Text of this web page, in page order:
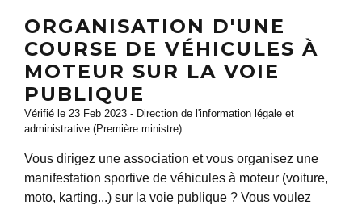
ORGANISATION D'UNE
COURSE DE VÉHICULES À
MOTEUR SUR LA VOIE
PUBLIQUE
Vérifié le 23 Feb 2023 - Direction de l'information légale et
administrative (Première ministre)
Vous dirigez une association et vous organisez une
manifestation sportive de véhicules à moteur (voiture,
moto, karting...) sur la voie publique ? Vous voulez